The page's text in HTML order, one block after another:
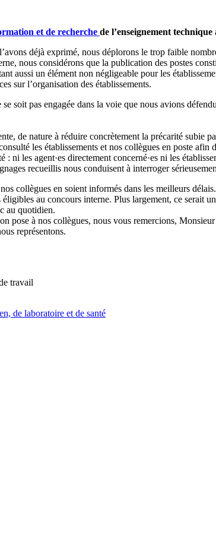
et de recherche de l’enseignement technique
déjà exprimé, nous déplorons le trop faible
nous considérons que la publication des postes
aussi un élément non négligeable pour les
sur l’organisation des établissements.
soit pas engagée dans la voie que nous avions
de nature à réduire concrètement la précarité subie
les établissements et nos collègues en poste afin
les agent·es directement concerné·es ni les
recueillis nous conduisent à interroger
collègues en soient informés dans les meilleurs
au concours interne. Plus largement, ce serait
au quotidien.
pose à nos collègues, nous vous remercions,
représentons.
travail
de laboratoire et de santé